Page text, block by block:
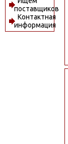
поставщиков
Контактная
информация